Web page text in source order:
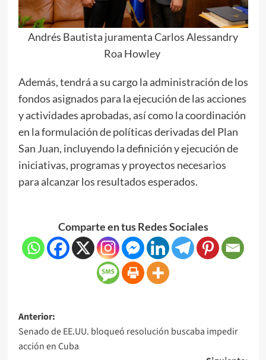
Andrés Bautista juramenta Carlos Alessandry
Roa Howley
Además, tendrá a su cargo la administración de los
fondos asignados para la ejecución de las acciones
y actividades aprobadas, así como la coordinación
en la formulación de políticas derivadas del Plan
San Juan, incluyendo la definición y ejecución de
iniciativas, programas y proyectos necesarios
para alcanzar los resultados esperados.
Comparte en tus Redes Sociales
Anterior:
Senado de EE.UU. bloqueó resolución buscaba impedir
acción en Cuba